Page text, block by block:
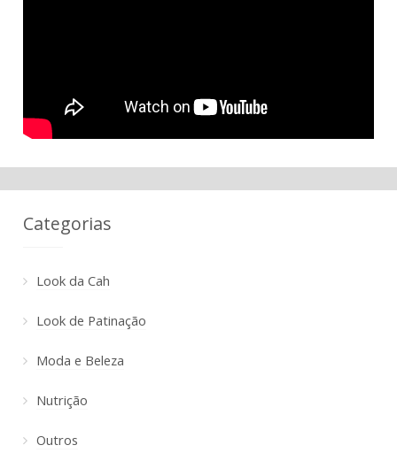
Categorias
Look da Cah
Look de Patinação
Moda e Beleza
Nutrição
Outros